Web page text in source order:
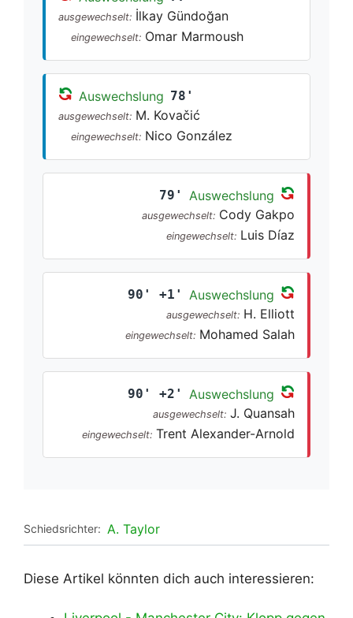
ausgewechselt: İlkay Gündoğan
eingewechselt: Omar Marmoush
Auswechslung 78'
ausgewechselt: M. Kovačić
eingewechselt: Nico González
79' Auswechslung
ausgewechselt: Cody Gakpo
eingewechselt: Luis Díaz
90' +1' Auswechslung
ausgewechselt: H. Elliott
eingewechselt: Mohamed Salah
90' +2' Auswechslung
ausgewechselt: J. Quansah
eingewechselt: Trent Alexander-Arnold
Schiedsrichter: A. Taylor
Diese Artikel könnten dich auch interessieren: